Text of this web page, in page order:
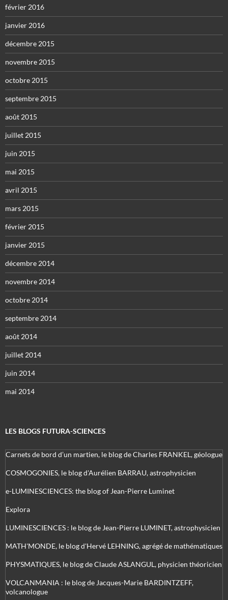
février 2016
janvier 2016
décembre 2015
novembre 2015
octobre 2015
septembre 2015
août 2015
juillet 2015
juin 2015
mai 2015
avril 2015
mars 2015
février 2015
janvier 2015
décembre 2014
novembre 2014
octobre 2014
septembre 2014
août 2014
juillet 2014
juin 2014
mai 2014
LES BLOGS FUTURA-SCIENCES
Carnets de bord d’un martien, le blog de Charles FRANKEL, géologue
COSMOGONIES, le blog d'Aurélien BARRAU, astrophysicien
e-LUMINESCIENCES: the blog of Jean-Pierre Luminet
Explora
LUMINESCIENCES : le blog de Jean-Pierre LUMINET, astrophysicien
MATH'MONDE, le blog d'Hervé LEHNING, agrégé de mathématiques
PHYSMATIQUES, le blog de Claude ASLANGUL, physicien théoricien
VOLCANMANIA : le blog de Jacques-Marie BARDINTZEFF,
volcanologue